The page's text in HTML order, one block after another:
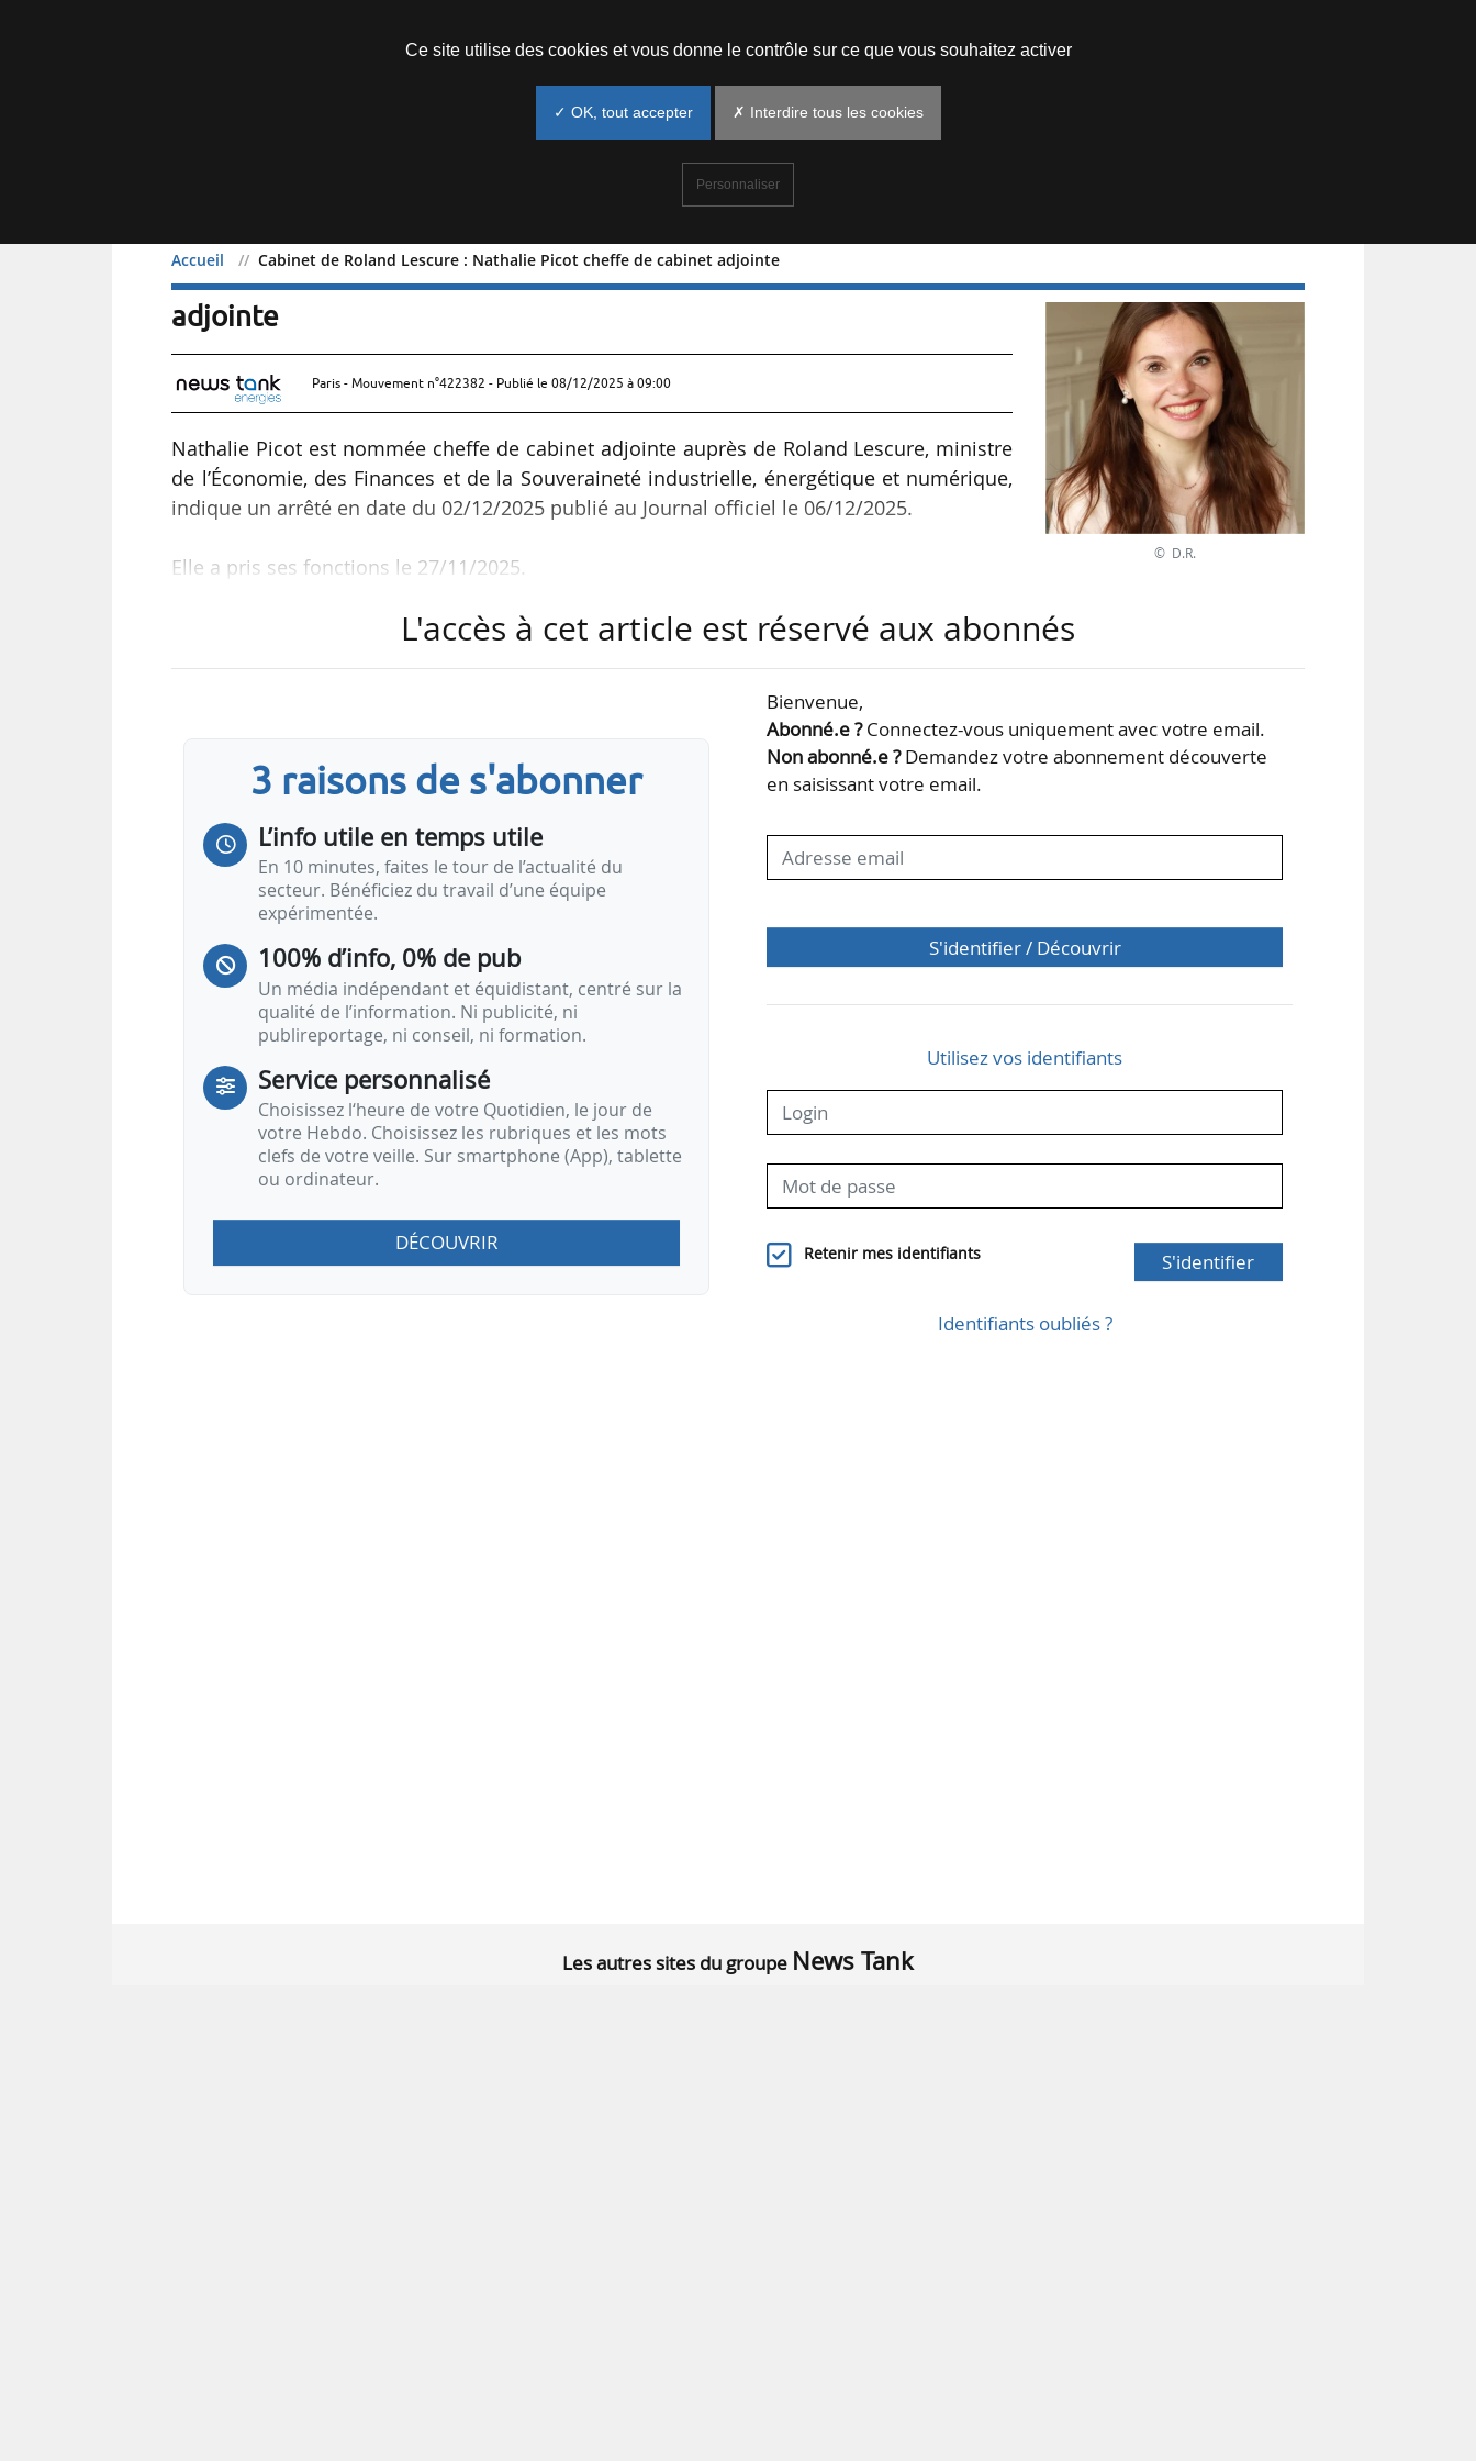
Accueil Cabinet de Roland Lescure : Nathalie Picot cheffe de cabinet adjointe
Cabinet de Roland Lescure : Nathalie Picot cheffe de cabinet
adjointe
Paris - Mouvement n°422382 - Publié le 08/12/2025 à 09:00
Nathalie Picot est nommée cheffe de cabinet adjointe auprès de Roland Lescure, ministre
de l’Économie, des Finances et de la Souveraineté industrielle, énergétique et numérique,
indique un arrêté en date du 02/12/2025 publié au Journal officiel le 06/12/2025.
Elle a pris ses fonctions le 27/11/2025.
Nathalie Picot était auparavant conseillère parlementaire de François Rebsamen, ministre
© D.R.
L'accès à cet article est réservé aux abonnés
3 raisons de s'abonner
L’info utile en temps utile
En 10 minutes, faites le tour de l’actualité du
secteur. Bénéficiez du travail d’une équipe
expérimentée.
100% d’info, 0% de pub
Un média indépendant et équidistant, centré sur la
qualité de l’information. Ni publicité, ni
publireportage, ni conseil, ni formation.
Service personnalisé
Choisissez l‘heure de votre Quotidien, le jour de
votre Hebdo. Choisissez les rubriques et les mots
clefs de votre veille. Sur smartphone (App), tablette
ou ordinateur.
DÉCOUVRIR
Bienvenue,
Abonné.e ?Connectez-vous uniquement avec votre email.
Non abonné.e ?Demandez votre abonnement découverte
en saisissant votre email.
S'identifier / Découvrir
Utilisez vos identifiants
Retenir mes identifiants S'identifier
Identifiants oubliés ?
Les autres sites du groupe News Tank
Ce site utilise des cookies et vous donne le contrôle sur ce que vous souhaitez activer
✓ OK, tout accepter ✗ Interdire tous les cookies
Personnaliser